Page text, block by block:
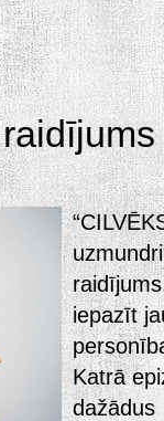
iepazīt
Katrā
dažādus